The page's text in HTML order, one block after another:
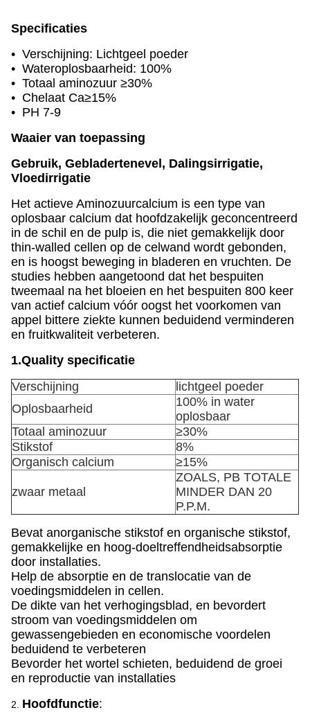
Specificaties
• Verschijning: Lichtgeel poeder
• Wateroplosbaarheid: 100%
• Totaal aminozuur ≥30%
• Chelaat Ca≥15%
• PH 7-9
Waaier van toepassing
Gebruik, Gebladertenevel, Dalingsirrigatie,
Vloedirrigatie
Het actieve Aminozuurcalcium is een type van
oplosbaar calcium dat hoofdzakelijk geconcentreerd
in de schil en de pulp is, die niet gemakkelijk door
thin-walled cellen op de celwand wordt gebonden,
en is hoogst beweging in bladeren en vruchten. De
studies hebben aangetoond dat het bespuiten
tweemaal na het bloeien en het bespuiten 800 keer
van actief calcium vóór oogst het voorkomen van
appel bittere ziekte kunnen beduidend verminderen
en fruitkwaliteit verbeteren.
1.Quality specificatie
Verschijning
lichtgeel poeder
Oplosbaarheid
100% in water
oplosbaar
Totaal aminozuur
≥30%
Stikstof
8%
Organisch calcium
≥15%
zwaar metaal
ZOALS, PB TOTALE
MINDER DAN 20
P.P.M.
Bevat anorganische stikstof en organische stikstof,
gemakkelijke en hoog-doeltreffendheidsabsorptie
door installaties.
Help de absorptie en de translocatie van de
voedingsmiddelen in cellen.
De dikte van het verhogingsblad, en bevordert
stroom van voedingsmiddelen om
gewassengebieden en economische voordelen
beduidend te verbeteren
Bevorder het wortel schieten, beduidend de groei
en reproductie van installaties
2. Hoofdfunctie: